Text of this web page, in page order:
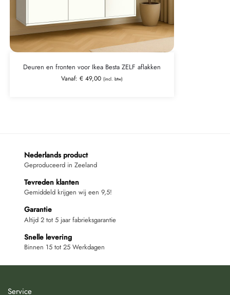
Deuren en fronten voor Ikea Besta ZELF aflakken
Vanaf: €49,00 (incl. btw)
Nederlands product
Geproduceerd in Zeeland
Tevreden klanten
Gemiddeld krijgen wij een 9,5!
Garantie
Altijd 2 tot 5 jaar fabrieksgarantie
Snelle levering
Binnen 15 tot 25 Werkdagen
Service